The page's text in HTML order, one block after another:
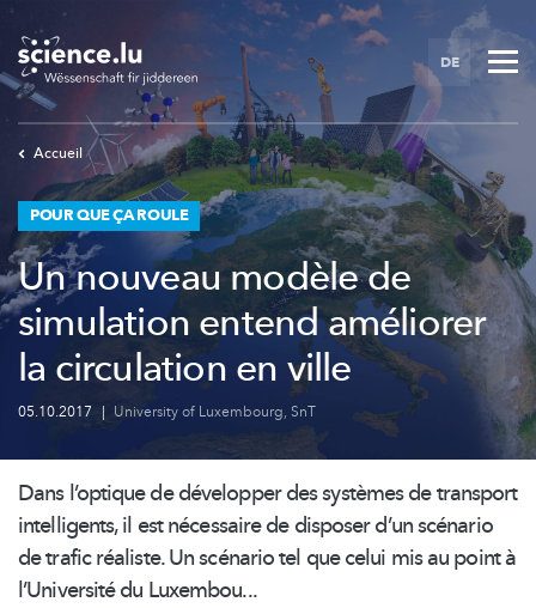
Skip
main
content
DE
Accueil
POUR QUE ÇA ROULE
Un nouveau modèle de
simulation entend améliorer
la circulation en ville
05.10.2017 | University of Luxembourg, SnT
Dans l’optique de développer des systèmes de transport
intelligents, il est nécessaire de disposer d’un scénario
de trafic réaliste. Un scénario tel que celui mis au point à
l’Universitédu Luxembou...